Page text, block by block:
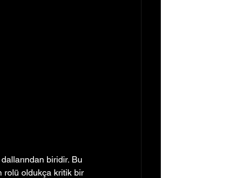
biridir. Bu
rolü oldukça kritik bir